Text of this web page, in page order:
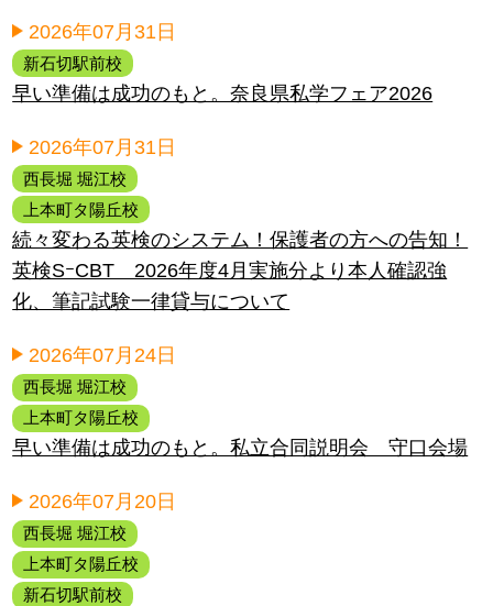
2026年07月31日
新石切駅前校
早い準備は成功のもと。奈良県私学フェア2026
2026年07月31日
西長堀 堀江校
上本町タ陽丘校
続々変わる英検のシステム！保護者の方への告知！
英検SｰCBT 2026年度4月実施分より本人確認強
化、筆記試験一律貸与について
2026年07月24日
西長堀 堀江校
上本町タ陽丘校
早い準備は成功のもと。私立合同説明会 守口会場
2026年07月20日
西長堀 堀江校
上本町タ陽丘校
新石切駅前校